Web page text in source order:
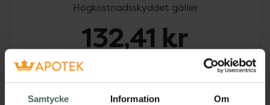
Samtycke Information Om
Högkostnadsskyddet gäller
132,41 kr
Köp via ditt recept